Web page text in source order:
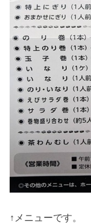
↑メニューです。